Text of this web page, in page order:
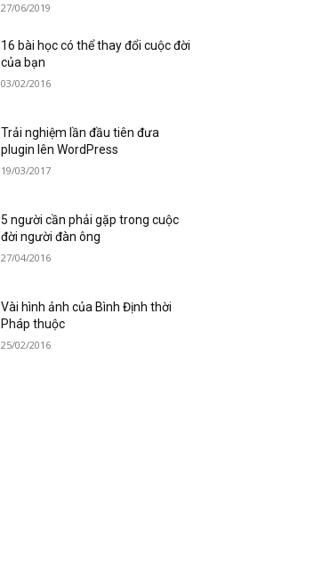
27/06/2019
16 bài học có thể thay đổi cuộc đời
của bạn
03/02/2016
Trải nghiệm lần đầu tiên đưa
plugin lên WordPress
19/03/2017
5 người cần phải gặp trong cuộc
đời người đàn ông
27/04/2016
Vài hình ảnh của Bình Định thời
Pháp thuộc
25/02/2016